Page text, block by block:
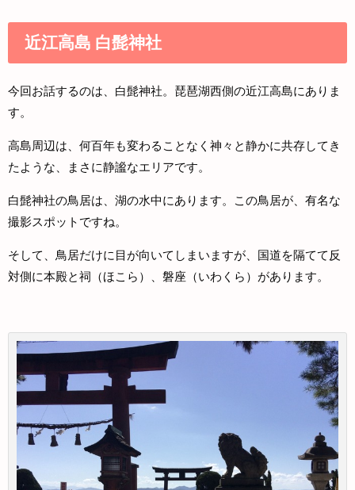
近江高島 白髭神社
今回お話するのは、白髭神社。琵琶湖西側の近江高島にありま
す。
高島周辺は、何百年も変わることなく神々と静かに共存してき
たような、まさに静謐なエリアです。
白髭神社の鳥居は、湖の水中にあります。この鳥居が、有名な
撮影スポットですね。
そして、鳥居だけに目が向いてしまいますが、国道を隔てて反
対側に本殿と祠（ほこら）、磐座（いわくら）があります。